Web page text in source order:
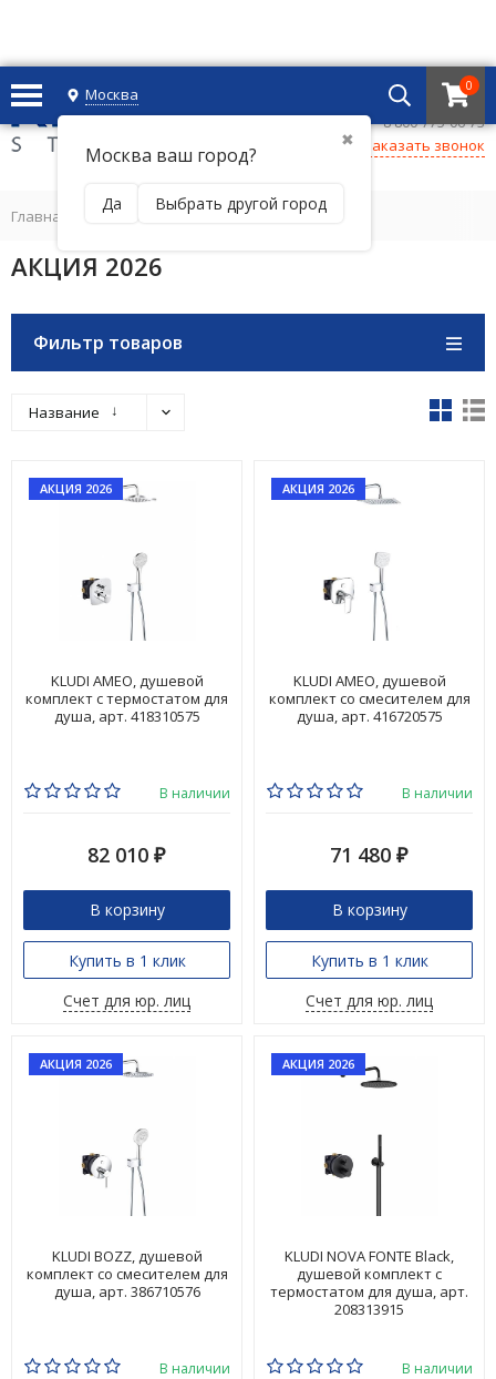
Москва
✖
Москва ваш город?
Да Выбрать другой город
0
+7 495 221 69 55
8 800-775-06-73
Заказать звонок
Главная АКЦИЯ 2026
АКЦИЯ 2026
Фильтр товаров
Название ↓
АКЦИЯ 2026
KLUDI AMEO, душевой
комплект с термостатом для
душа, арт. 418310575
В наличии
82 010 ₽
В корзину
Купить в 1 клик
Счет для юр. лиц
АКЦИЯ 2026
KLUDI AMEO, душевой
комплект со смесителем для
душа, арт. 416720575
В наличии
71 480 ₽
В корзину
Купить в 1 клик
Счет для юр. лиц
АКЦИЯ 2026
KLUDI BOZZ, душевой
комплект со смесителем для
душа, арт. 386710576
В наличии
АКЦИЯ 2026
KLUDI NOVA FONTE Black,
душевой комплект с
термостатом для душа, арт.
208313915
В наличии